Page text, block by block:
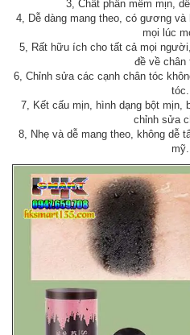
3, Chất phấn mềm mịn,
4, Dễ dàng mang theo, có gương và
mọi lúc
5, Rất hữu ích cho tất cả mọi
đề về chân
6, Chỉnh sửa các cạnh chân tóc
tóc.
7, Kết cấu mịn, hình dạng bột mịn,
chỉnh sửa
8, Nhẹ và dễ mang theo, không dễ
mỹ.